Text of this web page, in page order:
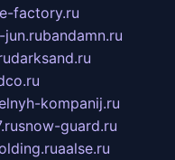
factory.ru
jun.rubandamn.ru
darksand.ru
kompanij.ru
snow-guard.ru
aalse.ru